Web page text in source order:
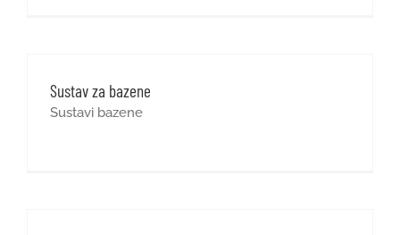
WEB SHOP
Sustav za bazene
Sustavi bazene